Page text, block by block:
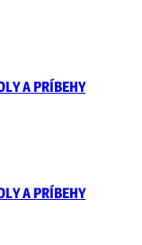
A PRÍBEHY
A PRÍBEHY